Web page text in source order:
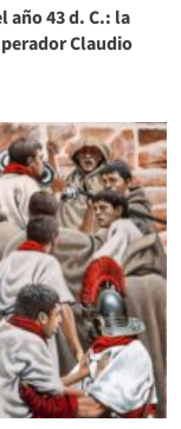
año 43 d. C.: la
Claudio